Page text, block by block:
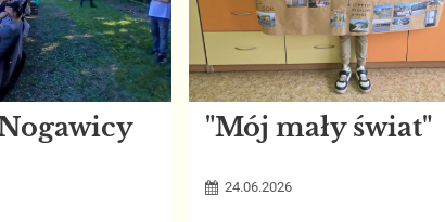
"Mój mały świat"
24.06.2026